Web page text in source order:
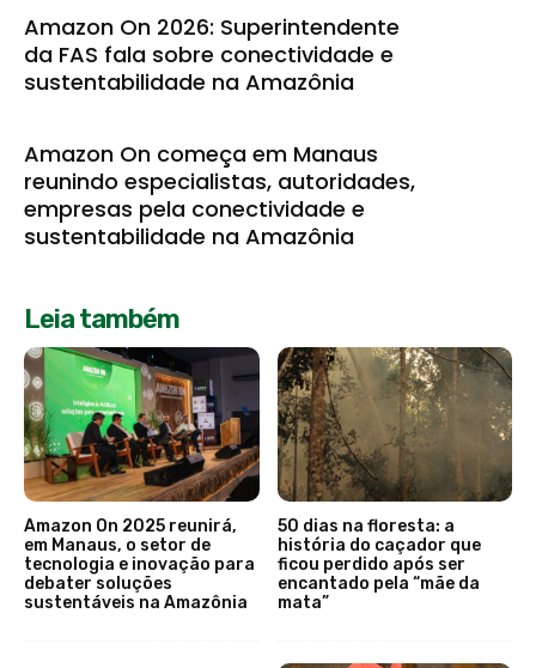
Amazon On 2026: Superintendente
da FAS fala sobre conectividade e
sustentabilidade na Amazônia
Amazon On começa em Manaus
reunindo especialistas, autoridades,
empresas pela conectividade e
sustentabilidade na Amazônia
Leia também
Amazon On 2025 reunirá,
em Manaus, o setor de
tecnologia e inovação para
debater soluções
sustentáveis na Amazônia
50 dias na floresta: a
história do caçador que
ficou perdido após ser
encantado pela “mãe da
mata”